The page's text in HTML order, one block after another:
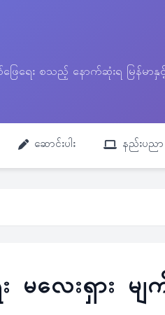
ဖျော်ဖြေရေး စသည့် နောက်ဆုံးရ
ဆောင်းပါး နည်းပညာ
မလေးရှား မျ